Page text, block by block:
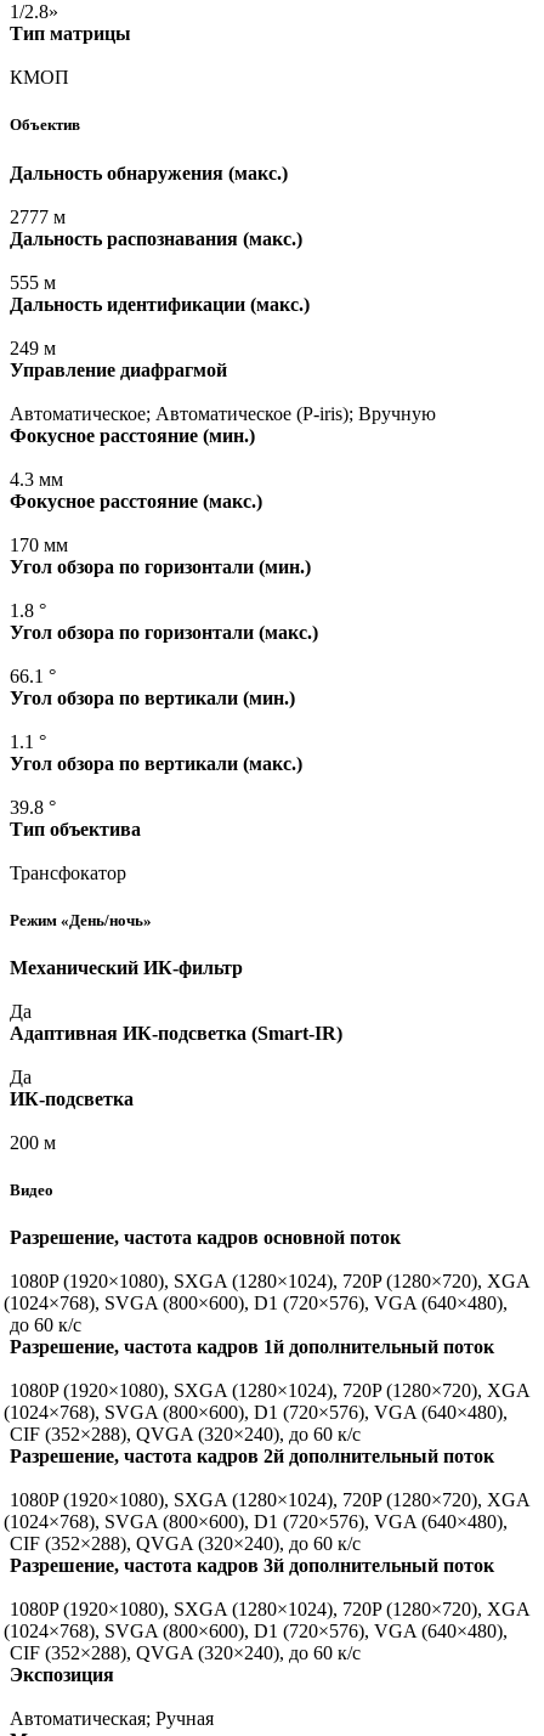
1/2.8»
Тип матрицы
КМОП
Объектив
Дальность обнаружения (макс.)
2777 м
Дальность распознавания (макс.)
555 м
Дальность идентификации (макс.)
249 м
Управление диафрагмой
Автоматическое; Автоматическое (P-iris); Вручную
Фокусное расстояние (мин.)
4.3 мм
Фокусное расстояние (макс.)
170 мм
Угол обзора по горизонтали (мин.)
1.8 °
Угол обзора по горизонтали (макс.)
66.1 °
Угол обзора по вертикали (мин.)
1.1 °
Угол обзора по вертикали (макс.)
39.8 °
Тип объектива
Трансфокатор
Режим «День/ночь»
Механический ИК-фильтр
Да
Адаптивная ИК-подсветка (Smart-IR)
Да
ИК-подсветка
200 м
Видео
Разрешение, частота кадров основной поток
1080P (1920×1080), SXGA (1280×1024), 720P (1280×720), XGA
(1024×768), SVGA (800×600), D1 (720×576), VGA (640×480),
до 60 к/с
Разрешение, частота кадров 1й дополнительный поток
1080P (1920×1080), SXGA (1280×1024), 720P (1280×720), XGA
(1024×768), SVGA (800×600), D1 (720×576), VGA (640×480),
CIF (352×288), QVGA (320×240), до 60 к/с
Разрешение, частота кадров 2й дополнительный поток
1080P (1920×1080), SXGA (1280×1024), 720P (1280×720), XGA
(1024×768), SVGA (800×600), D1 (720×576), VGA (640×480),
CIF (352×288), QVGA (320×240), до 60 к/с
Разрешение, частота кадров 3й дополнительный поток
1080P (1920×1080), SXGA (1280×1024), 720P (1280×720), XGA
(1024×768), SVGA (800×600), D1 (720×576), VGA (640×480),
CIF (352×288), QVGA (320×240), до 60 к/с
Экспозиция
Автоматическая; Ручная